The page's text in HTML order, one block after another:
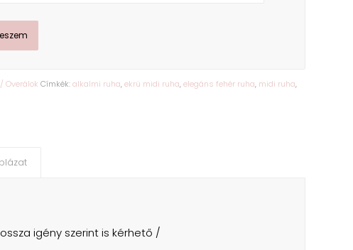
Overálok Címkék:alkalmi ruha,ekrü midi ruha,elegáns fehér ruha, midi ruha,
igény szerint is kérhető /